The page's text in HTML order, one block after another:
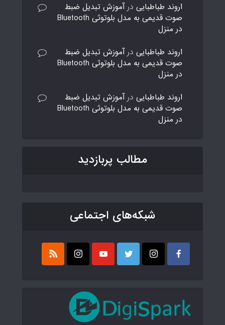
اروند طباطبایی درآموزش تبدیل ضبط
صوت قدیمی به مدل بلوتوثی Bluetooth
در منزل
اروند طباطبایی درآموزش تبدیل ضبط
صوت قدیمی به مدل بلوتوثی Bluetooth
در منزل
اروند طباطبایی درآموزش تبدیل ضبط
صوت قدیمی به مدل بلوتوثی Bluetooth
در منزل
مطالب پربازدید
شبکه‌های اجتماعی